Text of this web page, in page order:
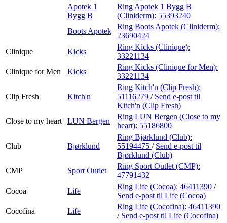
Apotek 1
Bygg B
Ring Apotek 1 Bygg B
(Cliniderm): 55393240
Boots Apotek
Ring Boots Apotek (Cliniderm):
23690424
Clinique
Kicks
Ring Kicks (Clinique):
33221134
Clinique for Men
Kicks
Ring Kicks (Clinique for Men):
33221134
Clip Fresh Kitch'n
Ring Kitch'n (Clip Fresh):
51116279 / Send e-post til
Kitch'n (Clip Fresh)
Close to my heart
LUN Bergen
Ring LUN Bergen (Close to my
heart): 55186800
Club Bjørklund
Ring Bjørklund (Club):
55194475 / Send e-post til
Bjørklund (Club)
CMP
Sport Outlet
Ring Sport Outlet (CMP):
47791432
Cocoa
Life
Ring Life (Cocoa): 46411390 /
Send e-post til Life (Cocoa)
Cocofina
Life
Ring Life (Cocofina): 46411390
/ Send e-post til Life (Cocofina)